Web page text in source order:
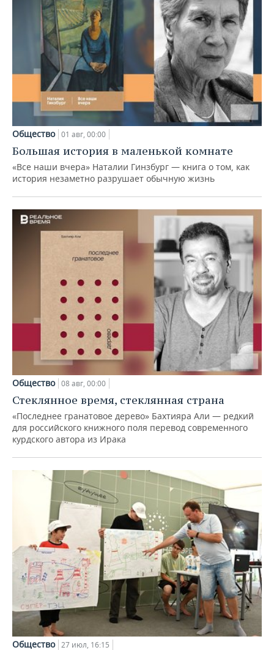
Общество 01 авг, 00:00
Большая история в маленькой комнате
«Все наши вчера» Наталии Гинзбург — книга о том, как
история незаметно разрушает обычную жизнь
Общество 08 авг, 00:00
Стеклянное время, стеклянная страна
«Последнее гранатовое дерево» Бахтияра Али — редкий
для российского книжного поля перевод современного
курдского автора из Ирака
Общество 27 июл, 16:15